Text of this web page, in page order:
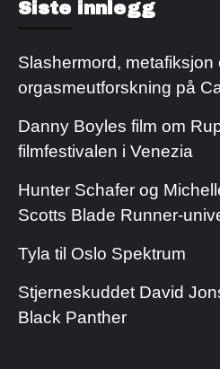
Siste innlegg
Slashermord, metafiksjon
orgasmeutforskning på
Danny Boyles film om
filmfestivalen i Venezia
Hunter Schafer og
Scotts Blade Runner-
Tyla til Oslo Spektrum
Stjerneskuddet David
Black Panther